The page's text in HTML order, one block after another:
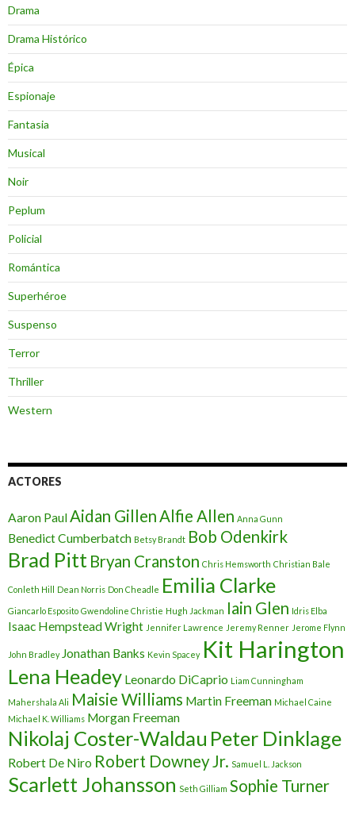
Drama
Drama Histórico
Épica
Espionaje
Fantasia
Musical
Noir
Peplum
Policial
Romántica
Superhéroe
Suspenso
Terror
Thriller
Western
ACTORES
Aaron PaulAidan GillenAlfie Allen Anna Gunn
Benedict Cumberbatch Betsy Brandt Bob Odenkirk
Brad Pitt Bryan Cranston Chris Hemsworth Christian Bale
Conleth Hill Dean Norris Don Cheadle Emilia Clarke
Giancarlo Esposito Gwendoline Christie Hugh Jackman Iain Glen Idris Elba
Isaac Hempstead Wright Jennifer Lawrence Jeremy Renner Jerome Flynn
John Bradley Jonathan Banks Kevin Spacey Kit Harington
Lena Headey Leonardo DiCaprio Liam Cunningham
Mahershala Ali Maisie Williams Martin Freeman Michael Caine
Michael K. Williams Morgan Freeman
Nikolaj Coster-Waldau Peter Dinklage
Robert De Niro Robert Downey Jr. Samuel L. Jackson
Scarlett Johansson Seth Gilliam Sophie Turner